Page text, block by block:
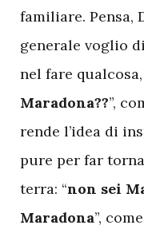
familiare. Pensa,
generale voglio
nel fare
Maradona??”,
rende l’idea di
pure per far
terra: “non sei
Maradona”,